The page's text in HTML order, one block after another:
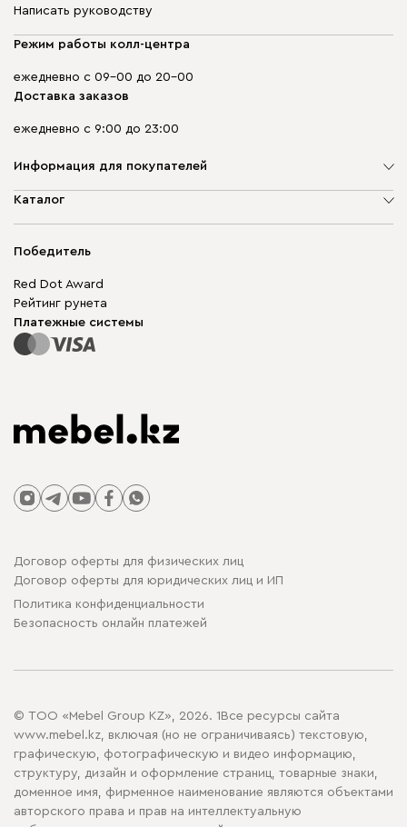
Написать руководству
Режим работы колл-центра
ежедневно с 09-00 до 20-00
Доставка заказов
ежедневно с 9:00 до 23:00
Информация для покупателей
О компании
Гарантия
Для бизнеса
Карта сайта
Каталог
Корпусная мебель
Модульная мебель
Столы и стулья
Победитель
Red Dot Award
Рейтинг рунета
Платежные системы
Договор оферты для физических лиц
Договор оферты для юридических лиц и ИП
Политика конфиденциальности
Безопасность онлайн платежей
© ТОО «Mebel Group KZ», 2026. 1Все ресурсы сайта
www.mebel.kz, включая (но не ограничиваясь) текстовую,
графическую, фотографическую и видео информацию,
структуру, дизайн и оформление страниц, товарные знаки,
доменное имя, фирменное наименование являются объектами
авторского права и прав на интеллектуальную